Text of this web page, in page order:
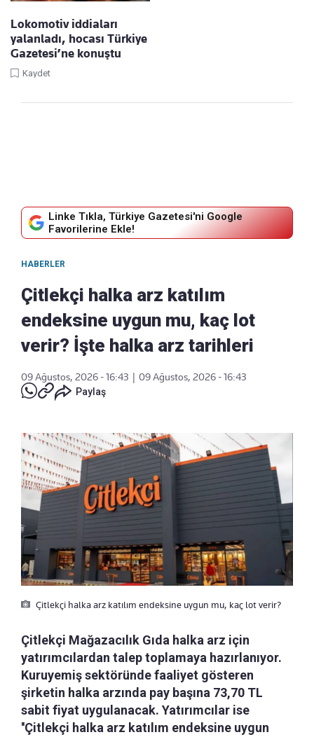
Lokomotiv iddiaları
yalanladı, hocası Türkiye
Gazetesi’ne konuştu
Kaydet
Linke Tıkla, Türkiye Gazetesi'ni Google
Favorilerine Ekle!
HABERLER
Çitlekçi halka arz katılım
endeksine uygun mu, kaç lot
verir? İşte halka arz tarihleri
09 Ağustos, 2026 - 16:43
09 Ağustos, 2026 - 16:43
Paylaş
Çitlekçi halka arz katılım endeksine uygun mu, kaç lot verir?
Çitlekçi Mağazacılık Gıda halka arz için
yatırımcılardan talep toplamaya hazırlanıyor.
Kuruyemiş sektöründe faaliyet gösteren
şirketin halka arzında pay başına 73,70 TL
sabit fiyat uygulanacak. Yatırımcılar ise
''Çitlekçi halka arz katılım endeksine uygun